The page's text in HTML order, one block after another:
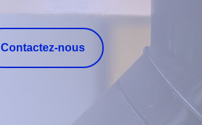
Contactez-nous